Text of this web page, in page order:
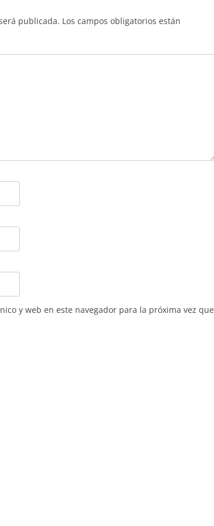
publicada. Los campos obligatorios están
y web en este navegador para la próxima vez que